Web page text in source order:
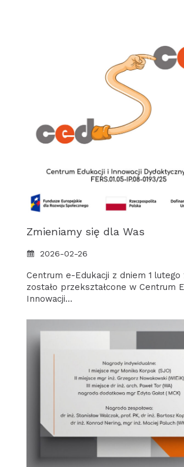
Zmieniamy się dla Was
2026-02-26
Centrum e-Edukacji z dniem 1 lutego
zostało przekształcone w Centrum
Innowacji…